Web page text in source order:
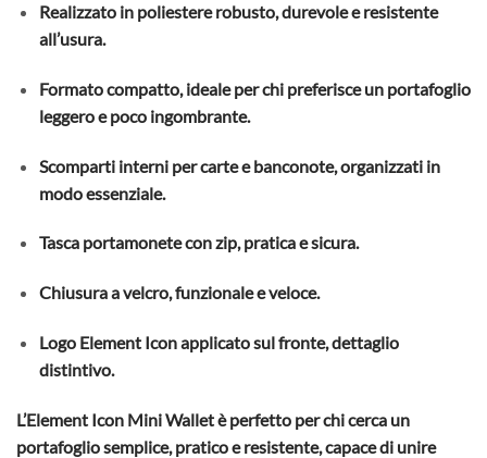
Realizzato in poliestere robusto, durevole e resistente
all’usura.
Formato compatto, ideale per chi preferisce un portafoglio
leggero e poco ingombrante.
Scomparti interni per carte e banconote, organizzati in
modo essenziale.
Tasca portamonete con zip, pratica e sicura.
Chiusura a velcro, funzionale e veloce.
Logo Element Icon applicato sul fronte, dettaglio
distintivo.
L’Element Icon Mini Wallet è perfetto per chi cerca un
portafoglio semplice, pratico e resistente, capace di unire